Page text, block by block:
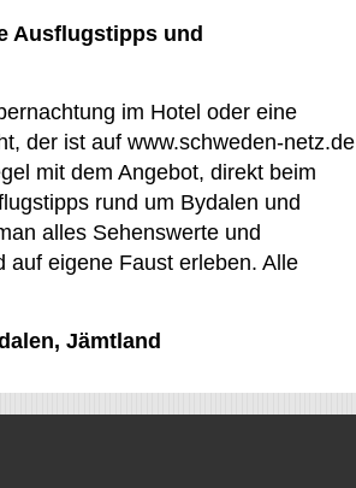
Ausflugstipps und
im Hotel oder eine
der ist auf www.schweden-netz.de
mit dem Angebot, direkt beim
rund um Bydalen und
alles Sehenswerte und
auf eigene Faust erleben. Alle
Jämtland